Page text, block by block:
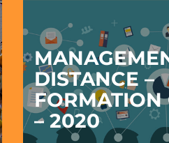
DISTANCE –
FORMATION
– 2020